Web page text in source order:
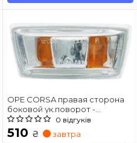
OPE CORSA правая сторона
боковой ук.поворот -
прозрач.
0 відгуків
510 ₴ завтра